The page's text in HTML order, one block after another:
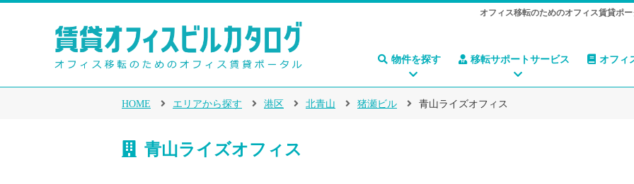
オフィス移転のためのオフィス賃貸ポ
物件を探す 移転サポートサービス オフィ
HOME エリアから探す 港区 北青山 猪瀬ビル 青山ライズオフィス
青山ライズオフィス